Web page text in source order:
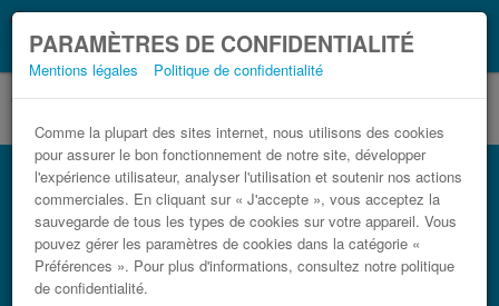
PARAMÈTRES DE CONFIDENTIALITÉ
Mentions légales Politique de confidentialité
Comme la plupart des sites internet, nous utilisons des cookies
pour assurer le bon fonctionnement de notre site, développer
l'expérience utilisateur, analyser l'utilisation et soutenir nos actions
commerciales. En cliquant sur « J'accepte », vous acceptez la
sauvegarde de tous les types de cookies sur votre appareil. Vous
pouvez gérer les paramètres de cookies dans la catégorie «
Préférences ». Pour plus d'informations, consultez notre politique
de confidentialité.
Coronavirus (COVID-19):Ce que vous devez
savoir, lorsque vous voyagez
Bus Colomiers Pas de la Case pas cher
Trouvez votre billet de bus moins cher